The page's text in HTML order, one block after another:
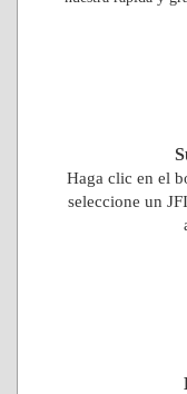
Haga clic en el
seleccione un